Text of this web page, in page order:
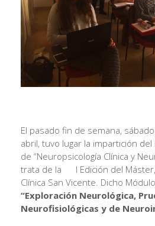
El pasado fin de semana,
abril, tuvo lugar la impartición
de “Neuropsicología Clínica y
trata de la I Edición del Máster,
Clínica San Vicente. Dicho
“Exploración Neurológica,
Neurofisiológicas y de